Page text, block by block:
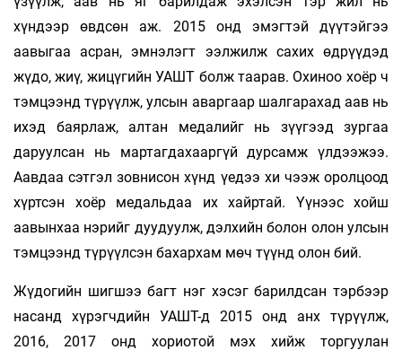
хүндээр өвдсөн аж. 2015 онд эмэгтэй дүүтэйгээ
аавыгаа асран, эмнэлэгт ээлжилж сахих өдрүүдэд
жүдо, жиү, жицүгийн УАШТ болж таарав. Охиноо хоёр ч
тэмцээнд түрүүлж, улсын аваргаар шалгарахад аав нь
ихэд баярлаж, алтан медалийг нь зүүгээд зургаа
даруулсан нь мартагдахааргүй дурсамж үлдээжээ.
Аавдаа сэтгэл зовнисон хүнд үедээ хи­ чээж оролцоод
хүртсэн хоёр медальдаа их хайртай. Үүнээс хойш
аавынхаа нэрийг дуудуулж, дэлхийн болон олон улсын
тэмцээнд түрүүлсэн бахархам мөч түүнд олон бий.
Жүдогийн шигшээ багт нэг хэсэг барилдсан тэрбээр
насанд хүрэгчдийн УАШТ-д 2015 онд анх түрүүлж,
2016, 2017 онд хориотой мэх хийж торгуулан